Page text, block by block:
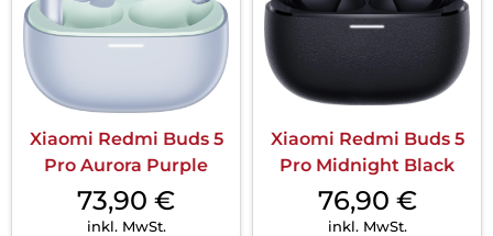
Xiaomi Redmi Buds 5
Pro Aurora Purple
73,90 €
inkl. MwSt.
Xiaomi Redmi Buds 5
Pro Midnight Black
76,90 €
inkl. MwSt.